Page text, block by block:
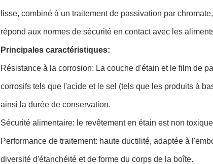
lisse, combiné à un traitement de passivation par
répond aux normes de sécurité en contact avec les
Principales caractéristiques:
Résistance à la corrosion: La couche d'étain et le film de
corrosifs tels que l'acide et le sel (tels que les produits à
ainsi la durée de conservation.
Sécurité alimentaire: le revêtement en étain est non
Performance de traitement: haute ductilité, adaptée à
diversité d'étanchéité et de forme du corps de la boîte.